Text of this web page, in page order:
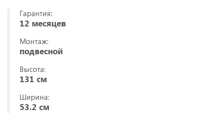
Гарантия:
12 месяцев
Монтаж:
подвесной
Высота:
131 см
Ширина:
53.2 см